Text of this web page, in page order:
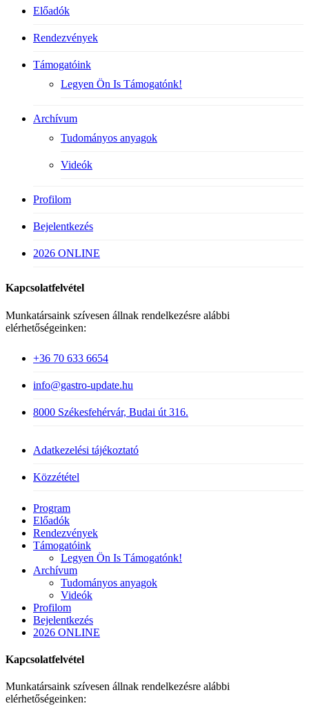
Előadók
Rendezvények
Támogatóink
Legyen Ön Is Támogatónk!
Archívum
Tudományos anyagok
Videók
Profilom
Bejelentkezés
2026 ONLINE
Kapcsolatfelvétel
Munkatársaink szívesen állnak rendelkezésre alábbi
elérhetőségeinken:
+36 70 633 6654
info@gastro-update.hu
8000 Székesfehérvár, Budai út 316.
Adatkezelési tájékoztató
Közzététel
Close
Menu
Program
Előadók
Rendezvények
Támogatóink
Legyen Ön Is Támogatónk!
Archívum
Tudományos anyagok
Videók
Profilom
Bejelentkezés
2026 ONLINE
Kapcsolatfelvétel
Munkatársaink szívesen állnak rendelkezésre alábbi
elérhetőségeinken: